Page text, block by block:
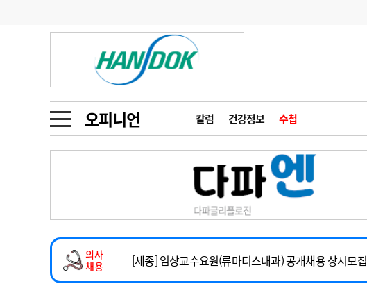
오피니언 칼럼 건강정보 수첩
금주의 검색어
1
의사인력 수급 추계
2
성분명 처방
3
AI의료
4
전공의 모집 결과
인사
오피니언
인물 초대석 피플
동영상뉴스
포토뉴스
메디 Hospital 지역병원 중소병원
인포메이션 행정처분 판례
의사
채용
임상전담교원 및 전임의 초빙
[해운대] 2026년 하반기 인턴 모집
[세종] 임상교수요원(류마티스내과) 공개채용 상시모집
정형외과 일반의 초빙